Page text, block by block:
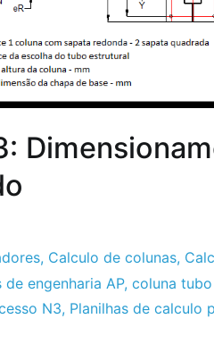
, Calculo de colunas,
de engenharia AP, coluna
N3, Planilhas de calculo